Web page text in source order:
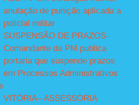
anulação de punição aplicada a
policial militar
SUSPENSÃO DE PRAZOS-
Comandante da PM publica
portaria que suspende prazos
em Processos Administrativos
VITÓRIA– ASSESSORIA